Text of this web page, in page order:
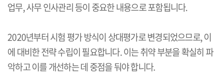
업무, 사무 인사관리 등이 중요한 내용으로 포함됩니다.
2020년부터 시험 평가 방식이 상대평가로 변경되었으므로, 이
에 대비한 전략 수립이 필요합니다. 이는 취약 부분을 확실히 파
악하고 이를 개선하는 데 중점을 둬야 합니다.